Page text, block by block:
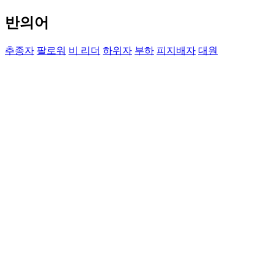
반의어
추종자 팔로워 비 리더 하위자 부하 피지배자 대원